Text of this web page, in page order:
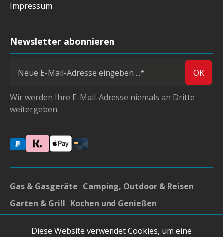
Impressum
Newsletter abonnieren
OK
Wir werden Ihre E-Mail-Adresse niemals an Dritte
weitergeben.
Gas & Gasgeräte Camping, Outdoor & Reisen
Garten & Grill Kochen und Genießen
* Alle Preise inkl. gesetzl. Mehrwertsteuer zzgl.
Diese Website verwendet Cookies, um eine